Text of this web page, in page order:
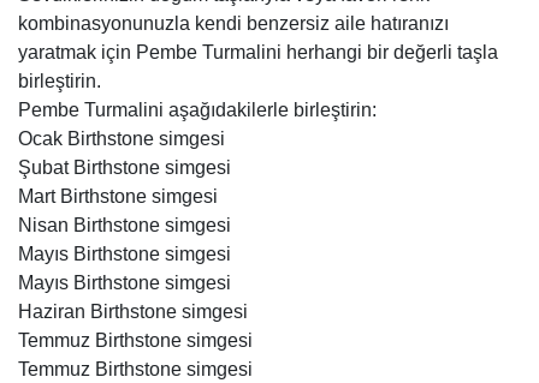
kombinasyonunuzla kendi benzersiz aile hatıranızı
yaratmak için Pembe Turmalini herhangi bir değerli taşla
birleştirin.
Pembe Turmalini aşağıdakilerle birleştirin:
Ocak Birthstone simgesi
Şubat Birthstone simgesi
Mart Birthstone simgesi
Nisan Birthstone simgesi
Mayıs Birthstone simgesi
Mayıs Birthstone simgesi
Haziran Birthstone simgesi
Temmuz Birthstone simgesi
Temmuz Birthstone simgesi